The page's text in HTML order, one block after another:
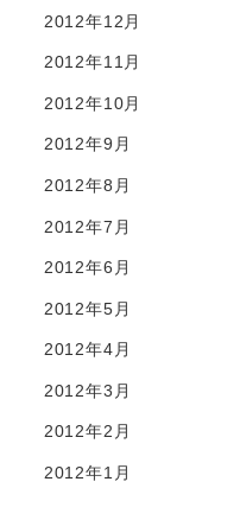
2012年12月
2012年11月
2012年10月
2012年9月
2012年8月
2012年7月
2012年6月
2012年5月
2012年4月
2012年3月
2012年2月
2012年1月